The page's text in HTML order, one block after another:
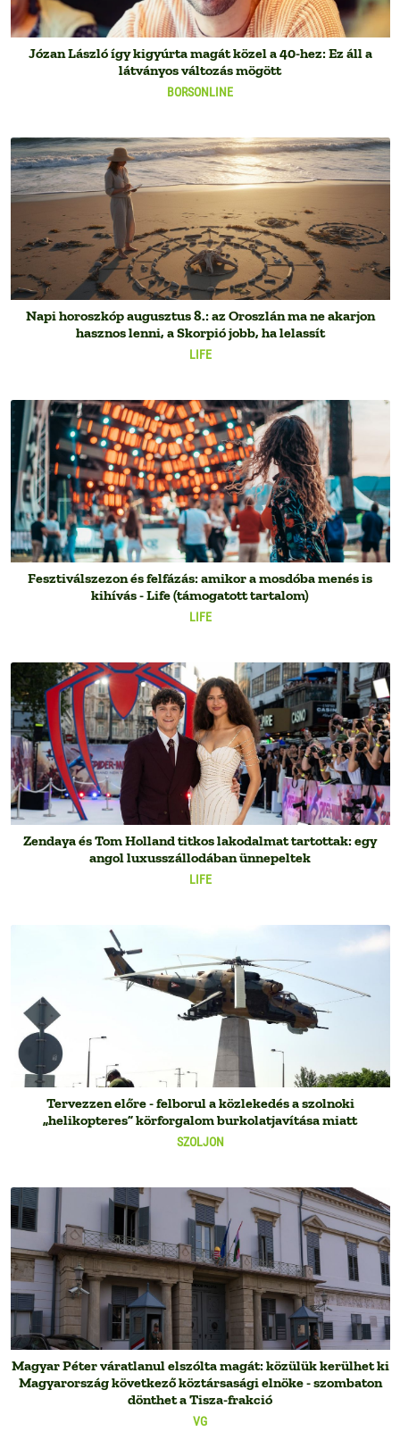
BORSONLINE
Józan László így kigyúrta magát közel a 40-hez: Ez áll a
látványos változás mögött
LIFE
Napi horoszkóp augusztus 8.: az Oroszlán ma ne akarjon
hasznos lenni, a Skorpió jobb, ha lelassít
LIFE
Fesztiválszezon és felfázás: amikor a mosdóba menés is
kihívás - Life (támogatott tartalom)
LIFE
Zendaya és Tom Holland titkos lakodalmat tartottak: egy
angol luxusszállodában ünnepeltek
SZOLJON
Tervezzen előre - felborul a közlekedés a szolnoki
„helikopteres” körforgalom burkolatjavítása miatt
VG
Magyar Péter váratlanul elszólta magát: közülük kerülhet ki
Magyarország következő köztársasági elnöke - szombaton
dönthet a Tisza-frakció